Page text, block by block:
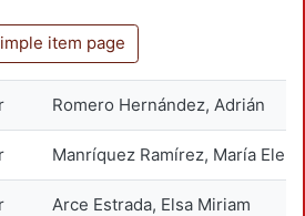
item page
Romero Hernández, Adrián
Manríquez Ramírez, María Elena
Arce Estrada, Elsa Miriam